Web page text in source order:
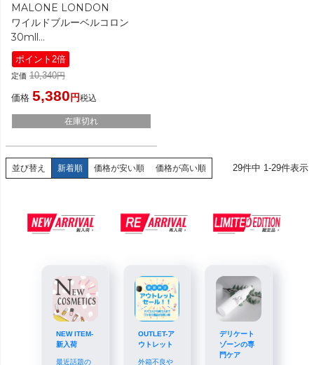
MALONE LONDON
ワイルドブルーベルコロン
30mll
[ 香水(レディース) ]
ポイント2倍
定価 10,340
価格 5,380 税込
在庫切れ
並び替え 新着順 価格が安い順 価格が高い順 29件中 1 -29件表示